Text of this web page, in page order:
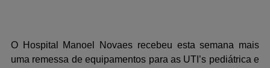
O Hospital Manoel Novaes recebeu esta semana mais
uma remessa de equipamentos para as UTI’s pediátrica e